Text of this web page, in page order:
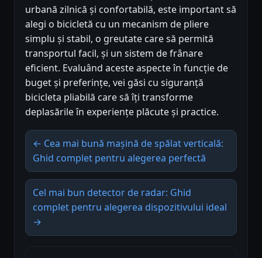
urbană zilnică și confortabilă, este important să
alegi o bicicletă cu un mecanism de pliere
simplu și stabil, o greutate care să permită
transportul facil, și un sistem de frânare
eficient. Evaluând aceste aspecte în funcție de
buget și preferințe, vei găsi cu siguranță
bicicleta pliabilă care să îți transforme
deplasările în experiențe plăcute și practice.
← Cea mai bună mașină de spălat verticală:
Ghid complet pentru alegerea perfectă
Cel mai bun detector de radar: Ghid
complet pentru alegerea dispozitivului ideal
→